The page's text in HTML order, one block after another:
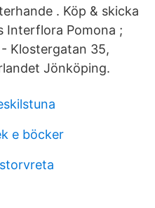
. Köp & skicka
Interflora Pomona ;
Klostergatan 35,
Jönköping.
e böcker